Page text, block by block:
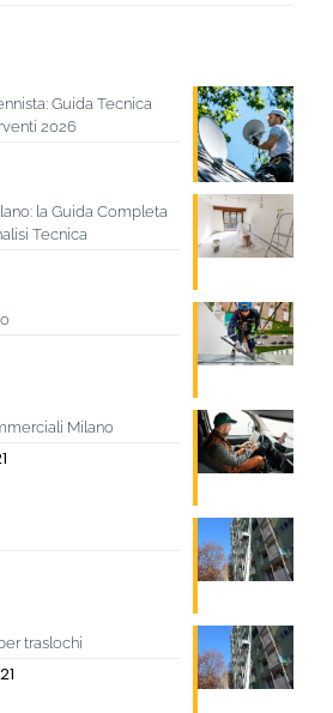
Guida Tecnica
2026
la Guida Completa
Tecnica
Milano
traslochi